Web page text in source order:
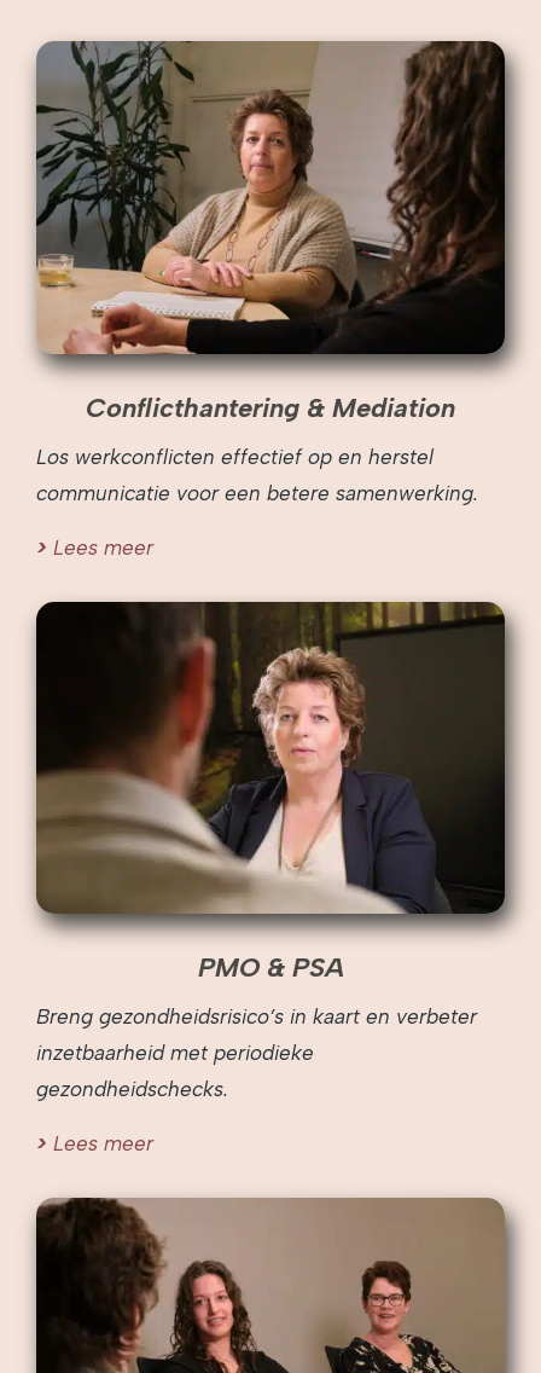
Conflicthantering & Mediation
Los werkconflicten effectief op en herstel
communicatie voor een betere samenwerking.
Lees meer
PMO & PSA
Breng gezondheidsrisico’s in kaart en verbeter
inzetbaarheid met periodieke
gezondheidschecks.
Lees meer